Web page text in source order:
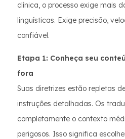
clínica, o processo exige mais
linguísticas. Exige precisão,
confiável.
Etapa 1: Conheça seu
fora
Suas diretrizes estão repletas
instruções detalhadas. Os
completamente o contexto
perigosos. Isso significa